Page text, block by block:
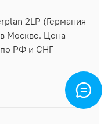
2LP (Германия
Москве. Цена
по РФ и СНГ